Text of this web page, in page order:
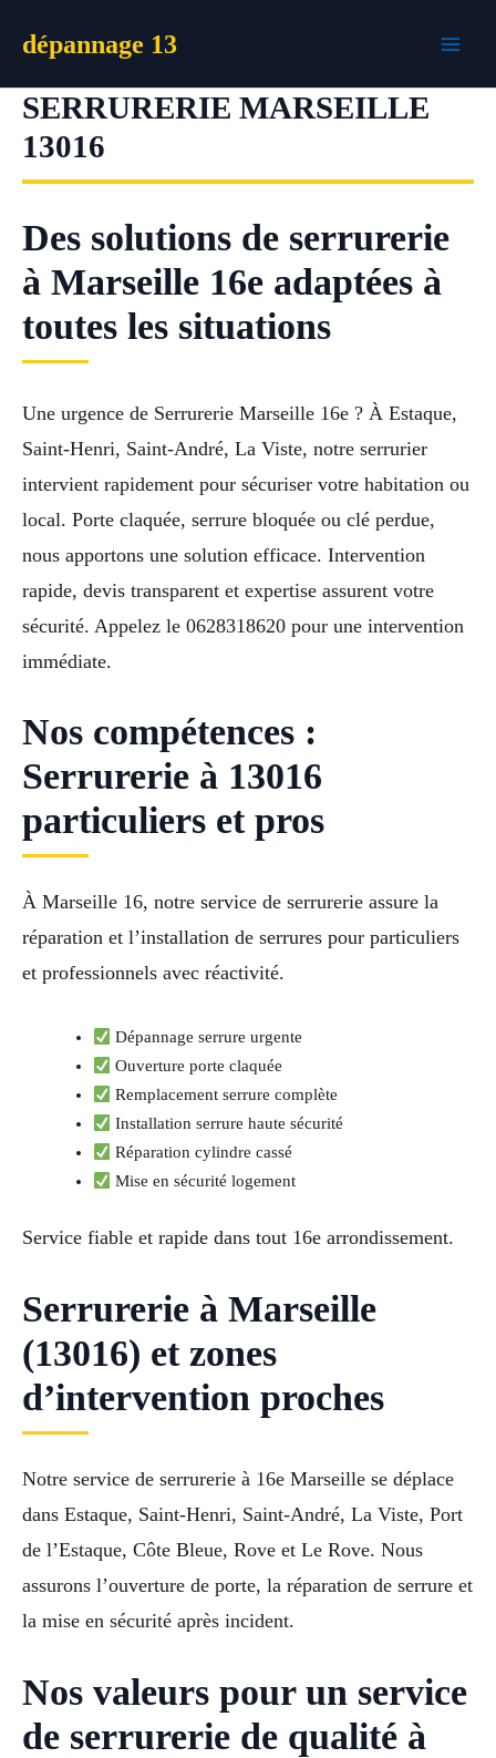
dépannage 13
SERRURERIE MARSEILLE
13016
Des solutions de serrurerie
à Marseille 16e adaptées à
toutes les situations
Une urgence de Serrurerie Marseille 16e ? À Estaque,
Saint-Henri, Saint-André, La Viste, notre serrurier
intervient rapidement pour sécuriser votre habitation ou
local. Porte claquée, serrure bloquée ou clé perdue,
nous apportons une solution efficace. Intervention
rapide, devis transparent et expertise assurent votre
sécurité. Appelez le 0628318620 pour une intervention
immédiate.
Nos compétences :
Serrurerie à 13016
particuliers et pros
À Marseille 16, notre service de serrurerie assure la
réparation et l’installation de serrures pour particuliers
et professionnels avec réactivité.
Dépannage serrure urgente
Ouverture porte claquée
Remplacement serrure complète
Installation serrure haute sécurité
Réparation cylindre cassé
Mise en sécurité logement
Service fiable et rapide dans tout 16e arrondissement.
Serrurerie à Marseille
(13016) et zones
d’intervention proches
Notre service de serrurerie à 16e Marseille se déplace
dans Estaque, Saint-Henri, Saint-André, La Viste, Port
de l’Estaque, Côte Bleue, Rove et Le Rove. Nous
assurons l’ouverture de porte, la réparation de serrure et
la mise en sécurité après incident.
Nos valeurs pour un service
de serrurerie de qualité à